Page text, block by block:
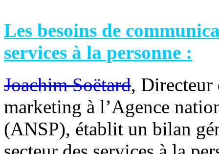
Les besoins de
services à la personne :
Joachim Soëtard, Directeur
marketing à l’Agence
(ANSP), établit un bilan